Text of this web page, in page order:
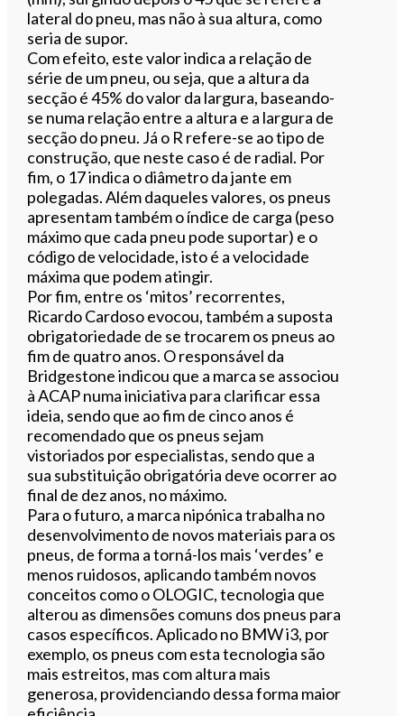
lateral do pneu, mas não à sua altura, como
seria de supor.
Com efeito, este valor indica a relação de
série de um pneu, ou seja, que a altura da
secção é 45% do valor da largura, baseando-
se numa relação entre a altura e a largura de
secção do pneu. Já o R refere-se ao tipo de
construção, que neste caso é de radial. Por
fim, o 17 indica o diâmetro da jante em
polegadas. Além daqueles valores, os pneus
apresentam também o índice de carga (peso
máximo que cada pneu pode suportar) e o
código de velocidade, isto é a velocidade
máxima que podem atingir.
Por fim, entre os ‘mitos’ recorrentes,
Ricardo Cardoso evocou, também a suposta
obrigatoriedade de se trocarem os pneus ao
fim de quatro anos. O responsável da
Bridgestone indicou que a marca se associou
à ACAP numa iniciativa para clarificar essa
ideia, sendo que ao fim de cinco anos é
recomendado que os pneus sejam
vistoriados por especialistas, sendo que a
sua substituição obrigatória deve ocorrer ao
final de dez anos, no máximo.
Para o futuro, a marca nipónica trabalha no
desenvolvimento de novos materiais para os
pneus, de forma a torná-los mais ‘verdes’ e
menos ruidosos, aplicando também novos
conceitos como o OLOGIC, tecnologia que
alterou as dimensões comuns dos pneus para
casos específicos. Aplicado no BMW i3, por
exemplo, os pneus com esta tecnologia são
mais estreitos, mas com altura mais
generosa, providenciando dessa forma maior